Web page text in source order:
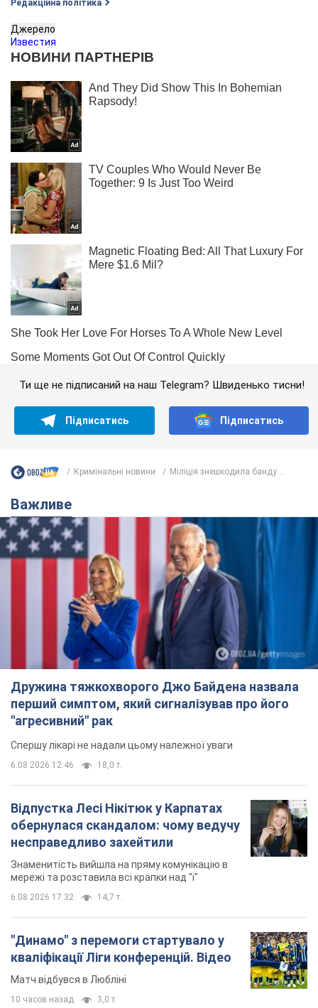
Редакційна політика
Джерело
Известия
Ти ще не підписаний на наш Telegram? Швиденько тисни!
Підписатись Підписатись
Кримінальні новини Міліція знешкодила банду ...
Важливе
Дружина тяжкохворого Джо Байдена назвала
перший симптом, який сигналізував про його
"агресивний" рак
Спершу лікарі не надали цьому належної уваги
6.08.2026 12:46 18,0 т.
Відпустка Лесі Нікітюк у Карпатах
обернулася скандалом: чому ведучу
несправедливо захейтили
Знаменитість вийшла на пряму комунікацію в
мережі та розставила всі крапки над "і"
6.08.2026 17:32 14,7 т.
"Динамо" з перемоги стартувало у
кваліфікації Ліги конференцій. Відео
Матч відбувся в Любліні
10 часов назад 3,0 т.